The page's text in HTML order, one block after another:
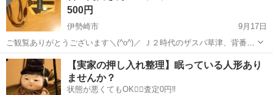
500円
伊勢崎市
9月17日
ご観覧ありがとうございます＼(^o^)／ Ｊ２時代のザスパ草津、背番号
9番、高田さんバージョンの携帯ラジオです。 使用感は、有りますが
目立った傷や汚れ等無いと思います。 素人判断です。 動作確認済みで
す。...
群馬 伊勢崎市 生活家電 時代
【実家の押し入れ整理】眠っている人形あり
ませんか？
状態が悪くてもOK🙆‍♀️査定0円‼️